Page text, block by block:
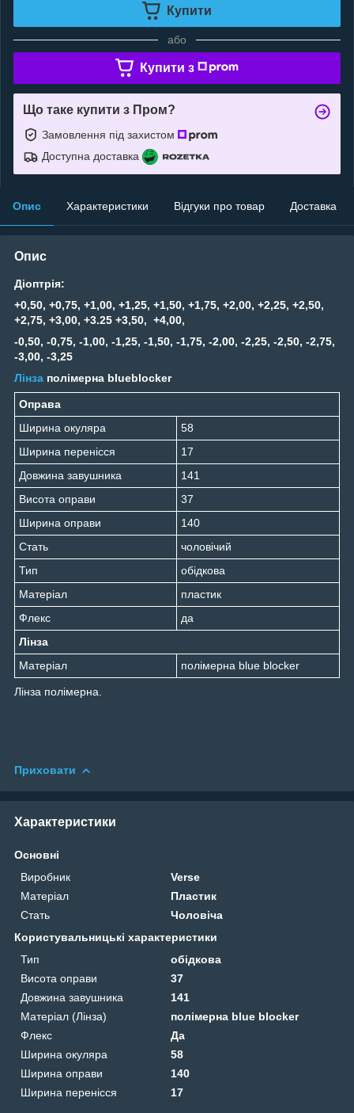
Купити
або
Купити з
Що таке купити з Пром?
Замовлення під захистом
Доступна доставка
Опис Характеристики Відгуки про товар Доставка
Опис
Діоптрія:
+0,50, +0,75, +1,00, +1,25, +1,50, +1,75, +2,00, +2,25, +2,50,
+2,75, +3,00, +3.25 +3,50, +4,00,
-0,50, -0,75, -1,00, -1,25, -1,50, -1,75, -2,00, -2,25, -2,50, -2,75,
-3,00, -3,25
Лінза полімерна blueblocker
Оправа
Ширина окуляра
58
Ширина перенісся
17
Довжина завушника
141
Висота оправи
37
Ширина оправи
140
Стать
чоловічий
Тип
обідкова
Матеріал
пластик
Флекс
да
Лінза
Матеріал
полімерна blue blocker
Лінза полімерна.
Приховати
Характеристики
Основні
Виробник
Verse
Матеріал
Пластик
Стать
Чоловіча
Користувальницькі характеристики
Тип
обідкова
Висота оправи
37
Довжина завушника
141
Матеріал (Лінза)
полімерна blue blocker
Флекс
Да
Ширина окуляра
58
Ширина оправи
140
Ширина перенісся
17